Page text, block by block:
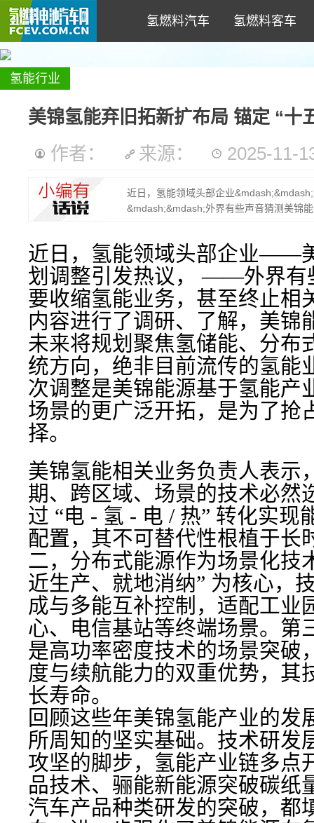
氢燃料汽车 氢燃料客车
氢能行业
美锦氢能弃旧拓新扩布局 锚定 “十
作者：
来源： 2025-11-
近日，氢能领域头部企业
&mdash;&mdash;外界有些声音猜测美锦
近日，氢能领域头部企业——
划调整引发热议， ——外界有
要收缩氢能业务，甚至终止相
内容进行了调研、了解，美锦
未来将规划聚焦氢储能、分布
统方向，绝非目前流传的氢能
次调整是美锦能源基于氢能产
场景的更广泛开拓，是为了抢
择。
美锦氢能相关业务负责人表示
期、跨区域、场景的技术必然
过 “电 - 氢 - 电 / 热” 转化实现
配置，其不可替代性根植于长
二，分布式能源作为场景化技
近生产、就地消纳” 为核心，
成与多能互补控制，适配工业
心、电信基站等终端场景。第
是高功率密度技术的场景突破
度与续航能力的双重优势，其
长寿命。
回顾这些年美锦氢能产业的发
所周知的坚实基础。技术研发
攻坚的脚步，氢能产业链多点
品技术、骊能新能源突破碳纸
汽车产品种类研发的突破，都